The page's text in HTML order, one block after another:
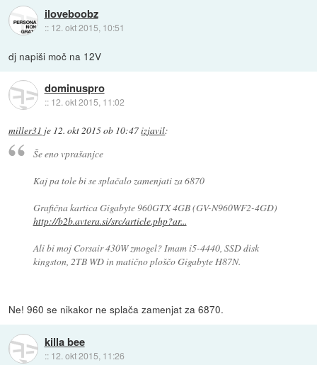
iloveboobz
:: 12. okt 2015, 10:51
dj napiši moč na 12V
dominuspro
:: 12. okt 2015, 11:02
miller31 je 12. okt 2015 ob 10:47izjavil:
Še eno vprašanjce
Kaj pa tole bi se splačalo zamenjati za 6870
Grafična kartica Gigabyte 960GTX 4GB (GV-N960WF2-4GD)
http://b2b.avtera.si/src/article.php?ar...
Ali bi moj Corsair 430W zmogel? Imam i5-4440, SSD disk
kingston, 2TB WD in matično ploščo Gigabyte H87N.
Ne! 960 se nikakor ne splača zamenjat za 6870.
killa bee
:: 12. okt 2015, 11:26